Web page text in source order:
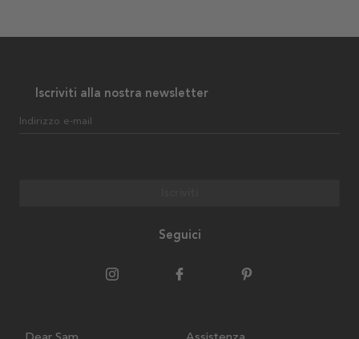
Iscriviti alla nostra newsletter
Indirizzo e-mail
Seguici